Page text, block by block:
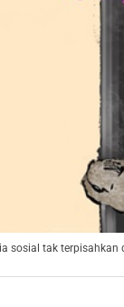
sosial tak